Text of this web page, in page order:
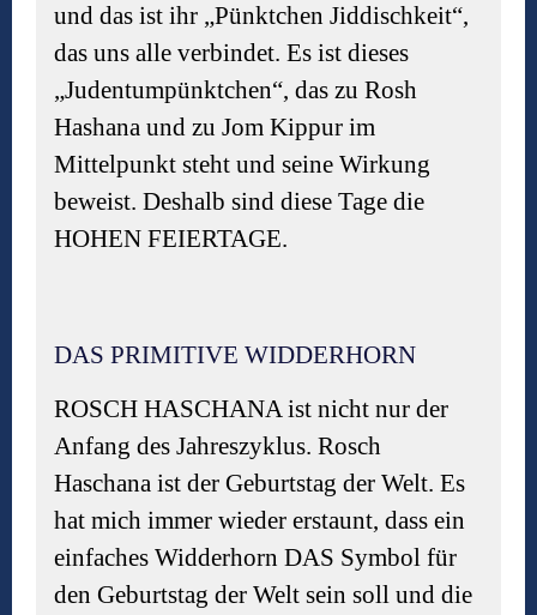
und das ist ihr „Pünktchen Jiddischkeit“,
das uns alle verbindet. Es ist dieses
„Judentumpünktchen“, das zu Rosh
Hashana und zu Jom Kippur im
Mittelpunkt steht und seine Wirkung
beweist. Deshalb sind diese Tage die
HOHEN FEIERTAGE.
DAS PRIMITIVE WIDDERHORN
ROSCH HASCHANA ist nicht nur der
Anfang des Jahreszyklus. Rosch
Haschana ist der Geburtstag der Welt. Es
hat mich immer wieder erstaunt, dass ein
einfaches Widderhorn DAS Symbol für
den Geburtstag der Welt sein soll und die